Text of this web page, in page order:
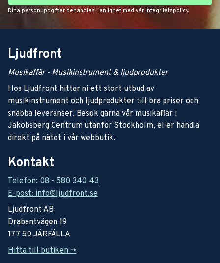
Dina personuppgifter behandlas i enlighet med vår integritetspolicy.
Ljudfront
Musikaffär - Musikinstrument & ljudprodukter
Hos Ljudfront hittar ni ett stort utbud av
musikinstrument och ljudprodukter till bra priser och
snabba leveranser. Besök gärna vår musikaffär i
Jakobsberg Centrum utanför Stockholm, eller handla
direkt på nätet i vår webbutik.
Kontakt
Telefon: 08 - 580 340 43
E-post: info@ljudfront.se
Ljudfront AB
Drabantvägen 19
177 50 JÄRFÄLLA
Hitta till butiken ->